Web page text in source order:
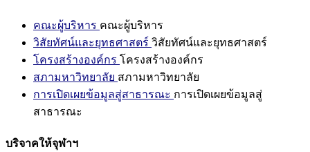
คณะผู้บริหาร คณะผู้บริหาร
วิสัยทัศน์และยุทธศาสตร์ วิสัยทัศน์และยุทธศาสตร์
โครงสร้างองค์กร โครงสร้างองค์กร
สภามหาวิทยาลัย สภามหาวิทยาลัย
การเปิดเผยข้อมูลสู่สาธารณะ การเปิดเผยข้อมูลสู่
สาธารณะ
บริจาคให้จุฬาฯ